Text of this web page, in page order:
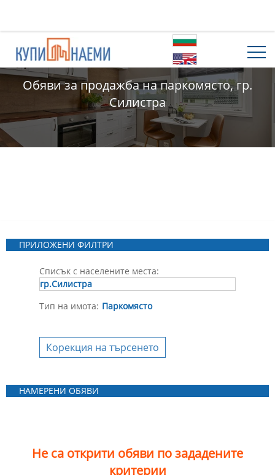
Обяви за продажба на паркомясто, гр.
Силистра
ПРИЛОЖЕНИ ФИЛТРИ
Списък с населените места:
гр.Силистра
Тип на имота: Паркомясто
Корекция на търсенето
НАМЕРЕНИ ОБЯВИ
Не са открити обяви по зададените
критерии